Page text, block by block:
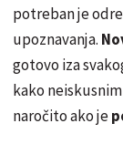
potreban je
upoznavanja.
gotovo iza
kako
naročito ako je